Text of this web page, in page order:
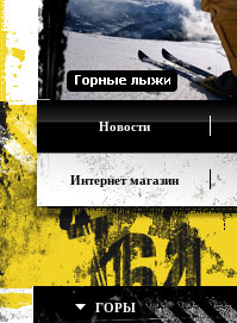
Новости
Интернет магазин
ГОРЫ